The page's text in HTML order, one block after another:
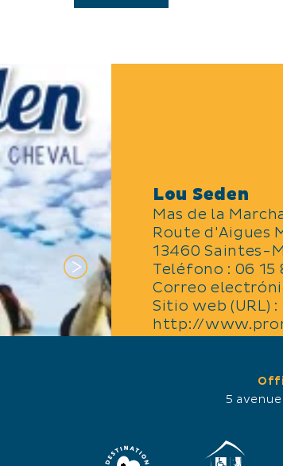
Lou Seden
Mas de la
Route d'Aigues
13460 Saintes-
Teléfono : 06 15
Correo
Sitio web (URL) :
http://
5